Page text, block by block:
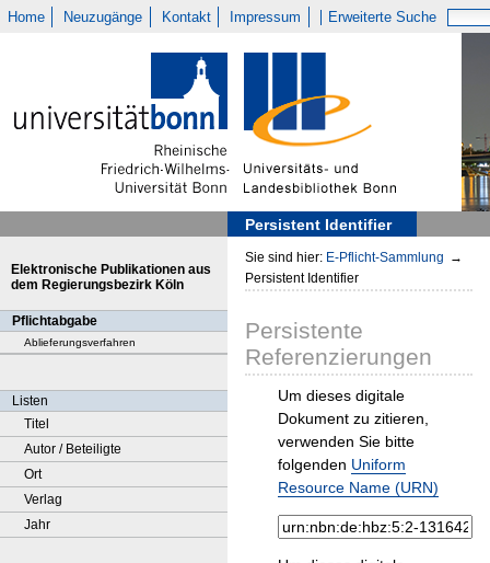
Home Neuzugänge Kontakt Impressum Erweiterte Suche
Persistent Identifier
Elektronische Publikationen aus
dem Regierungsbezirk Köln
Pflichtabgabe
Ablieferungsverfahren
Listen
Titel
Autor / Beteiligte
Ort
Verlag
Jahr
Sie sind hier: E-Pflicht-Sammlung →
Persistent Identifier
Persistente
Referenzierungen
Um dieses digitale
Dokument zu zitieren,
verwenden Sie bitte
folgenden Uniform
Resource Name (URN)